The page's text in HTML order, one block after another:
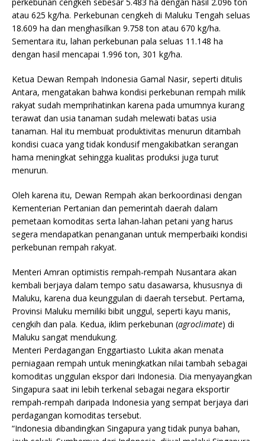
atau 625 kg/ha. Perkebunan cengkeh di Maluku Tengah seluas
18.609 ha dan menghasilkan 9.758 ton atau 670 kg/ha.
Sementara itu, lahan perkebunan pala seluas 11.148 ha
dengan hasil mencapai 1.996 ton, 301 kg/ha.
Ketua Dewan Rempah Indonesia Gamal Nasir, seperti ditulis
Antara, mengatakan bahwa kondisi perkebunan rempah milik
rakyat sudah memprihatinkan karena pada umumnya kurang
terawat dan usia tanaman sudah melewati batas usia
tanaman. Hal itu membuat produktivitas menurun ditambah
kondisi cuaca yang tidak kondusif mengakibatkan serangan
hama meningkat sehingga kualitas produksi juga turut
menurun.
Oleh karena itu, Dewan Rempah akan berkoordinasi dengan
Kementerian Pertanian dan pemerintah daerah dalam
pemetaan komoditas serta lahan-lahan petani yang harus
segera mendapatkan penanganan untuk memperbaiki kondisi
perkebunan rempah rakyat.
Menteri Amran optimistis rempah-rempah Nusantara akan
kembali berjaya dalam tempo satu dasawarsa, khususnya di
Maluku, karena dua keunggulan di daerah tersebut. Pertama,
Provinsi Maluku memiliki bibit unggul, seperti kayu manis,
cengkih dan pala. Kedua, iklim perkebunan (agroclimate) di
Maluku sangat mendukung.
Menteri Perdagangan Enggartiasto Lukita akan menata
perniagaan rempah untuk meningkatkan nilai tambah sebagai
komoditas unggulan ekspor dari Indonesia. Dia menyayangkan
Singapura saat ini lebih terkenal sebagai negara eksportir
rempah-rempah daripada Indonesia yang sempat berjaya dari
perdagangan komoditas tersebut.
“Indonesia dibandingkan Singapura yang tidak punya bahan,